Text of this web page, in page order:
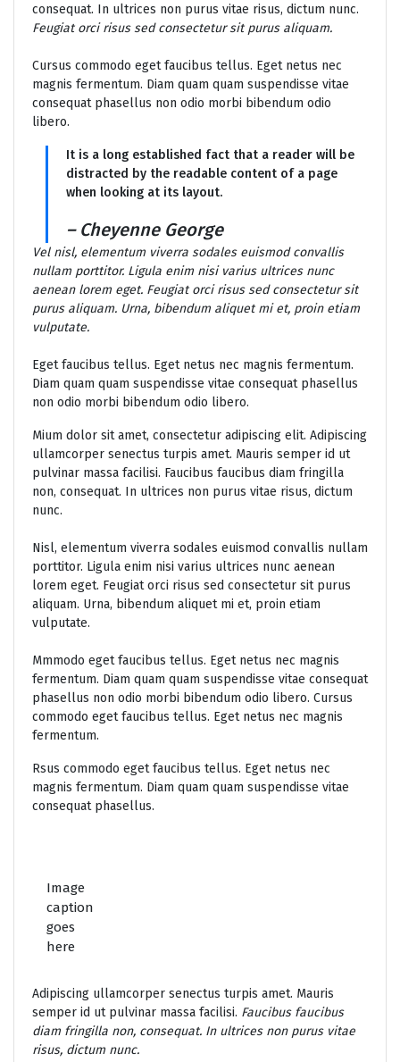
consequat. In ultrices non purus vitae risus, dictum nunc.
Feugiat orci risus sed consectetur sit purus aliquam.
Cursus commodo eget faucibus tellus. Eget netus nec
magnis fermentum. Diam quam quam suspendisse vitae
consequat phasellus non odio morbi bibendum odio
libero.
It is a long established fact that a reader will be
distracted by the readable content of a page
when looking at its layout.
– Cheyenne George
Vel nisl, elementum viverra sodales euismod convallis
nullam porttitor. Ligula enim nisi varius ultrices nunc
aenean lorem eget. Feugiat orci risus sed consectetur sit
purus aliquam. Urna, bibendum aliquet mi et, proin etiam
vulputate.
Eget faucibus tellus. Eget netus nec magnis fermentum.
Diam quam quam suspendisse vitae consequat phasellus
non odio morbi bibendum odio libero.
Mium dolor sit amet, consectetur adipiscing elit. Adipiscing
ullamcorper senectus turpis amet. Mauris semper id ut
pulvinar massa facilisi. Faucibus faucibus diam fringilla
non, consequat. In ultrices non purus vitae risus, dictum
nunc.
Nisl, elementum viverra sodales euismod convallis nullam
porttitor. Ligula enim nisi varius ultrices nunc aenean
lorem eget. Feugiat orci risus sed consectetur sit purus
aliquam. Urna, bibendum aliquet mi et, proin etiam
vulputate.
Mmmodo eget faucibus tellus. Eget netus nec magnis
fermentum. Diam quam quam suspendisse vitae consequat
phasellus non odio morbi bibendum odio libero. Cursus
commodo eget faucibus tellus. Eget netus nec magnis
fermentum.
Rsus commodo eget faucibus tellus. Eget netus nec
magnis fermentum. Diam quam quam suspendisse vitae
consequat phasellus.
Image
caption
goes
here
Adipiscing ullamcorper senectus turpis amet. Mauris
semper id ut pulvinar massa facilisi. Faucibus faucibus
diam fringilla non, consequat. In ultrices non purus vitae
risus, dictum nunc.